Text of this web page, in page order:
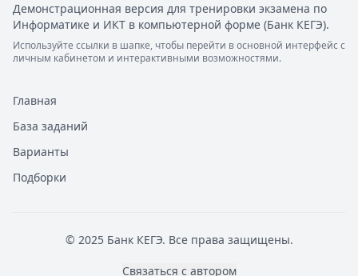
Демонстрационная версия для тренировки экзамена по
Информатике и ИКТ в компьютерной форме (Банк КЕГЭ).
Используйте ссылки в шапке, чтобы перейти в основной интерфейс с
личным кабинетом и интерактивными возможностями.
Главная
База заданий
Варианты
Подборки
© 2025 Банк КЕГЭ. Все права защищены.
Связаться с автором